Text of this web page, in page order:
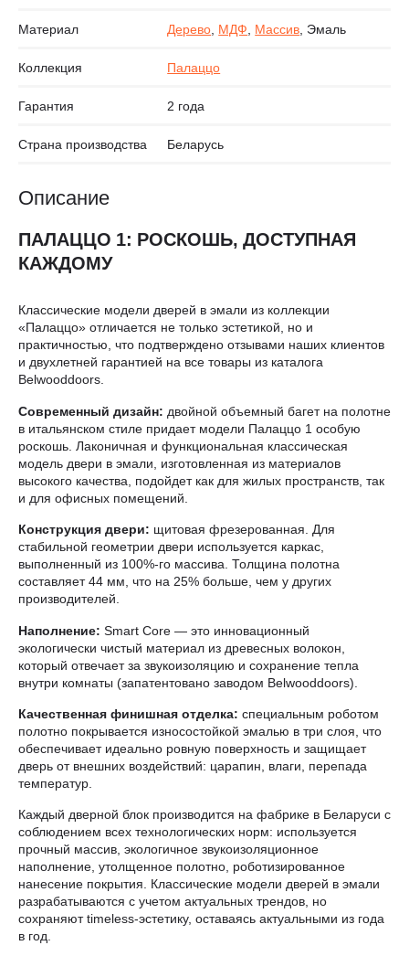
Материал Дерево, МДФ, Массив, Эмаль
Коллекция Палаццо
Гарантия 2 года
Страна производства Беларусь
Описание
ПАЛАЦЦО 1: РОСКОШЬ, ДОСТУПНАЯ
КАЖДОМУ
Классические модели дверей в эмали из коллекции
«Палаццо» отличается не только эстетикой, но и
практичностью, что подтверждено отзывами наших клиентов
и двухлетней гарантией на все товары из каталога
Belwooddoors.
Современный дизайн: двойной объемный багет на полотне
в итальянском стиле придает модели Палаццо 1 особую
роскошь. Лаконичная и функциональная классическая
модель двери в эмали, изготовленная из материалов
высокого качества, подойдет как для жилых пространств, так
и для офисных помещений.
Конструкция двери: щитовая фрезерованная. Для
стабильной геометрии двери используется каркас,
выполненный из 100%-го массива. Толщина полотна
составляет 44 мм, что на 25% больше, чем у других
производителей.
Наполнение: Smart Core — это инновационный
экологически чистый материал из древесных волокон,
который отвечает за звукоизоляцию и сохранение тепла
внутри комнаты (запатентовано заводом Belwooddoors).
Качественная финишная отделка: специальным роботом
полотно покрывается износостойкой эмалью в три слоя, что
обеспечивает идеально ровную поверхность и защищает
дверь от внешних воздействий: царапин, влаги, перепада
температур.
Каждый дверной блок производится на фабрике в Беларуси с
соблюдением всех технологических норм: используется
прочный массив, экологичное звукоизоляционное
наполнение, утолщенное полотно, роботизированное
нанесение покрытия. Классические модели дверей в эмали
разрабатываются с учетом актуальных трендов, но
сохраняют timeless-эстетику, оставаясь актуальными из года
в год.